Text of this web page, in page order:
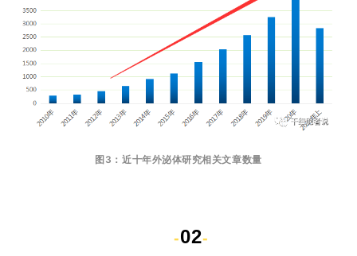
图3：近十年外泌体研究相关文章数量
-02-